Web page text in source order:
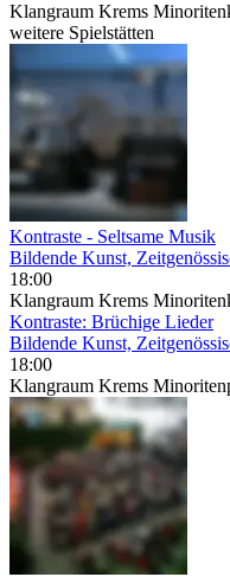
Klangraum Krems
weitere Spielstätten
Kontraste - Seltsame Musik
Bildende Kunst,
18:00
Klangraum Krems
Kontraste: Brüchige Lieder
Bildende Kunst,
18:00
Klangraum Krems